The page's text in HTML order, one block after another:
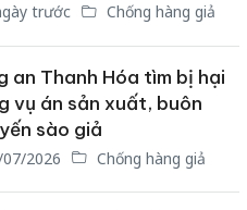
trước Chống hàng giả
an Thanh Hóa tìm bị hại
vụ án sản xuất, buôn
sào giả
2026 Chống hàng giả